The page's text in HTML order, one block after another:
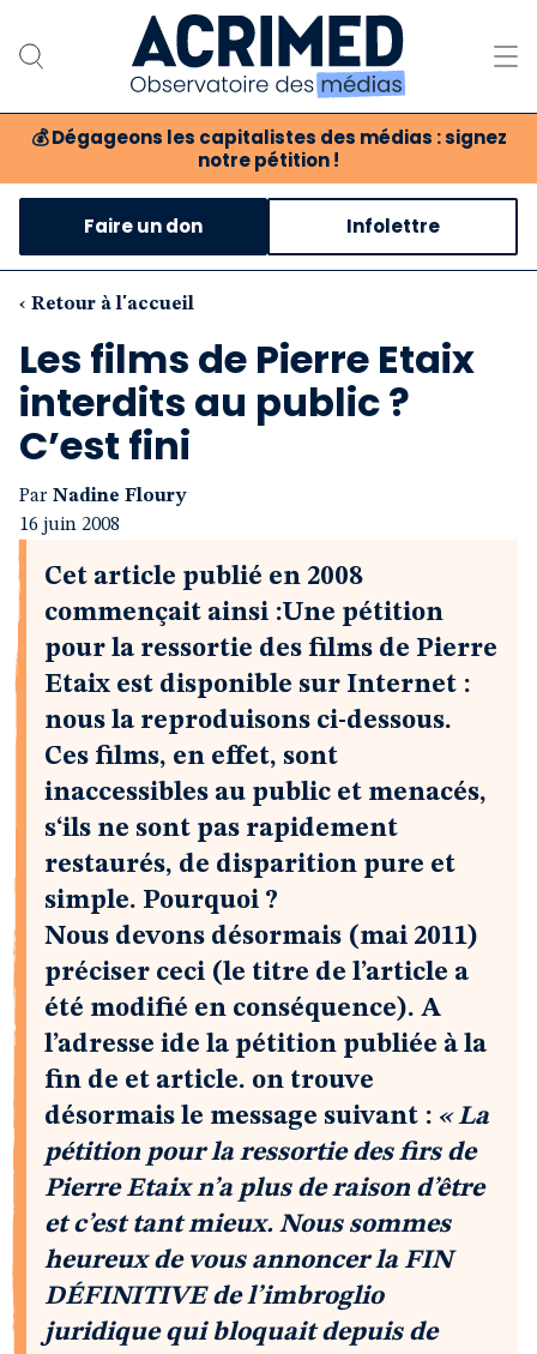
💰 Dégageons les capitalistes des médias : signez
notre pétition !
Notre association
Notre critique des médias
Nos propositions
Notre revue
Boutique
Faire un don Infolettre
‹ Retour à l'accueil
Les films de Pierre Etaix
interdits au public ?
C’est fini
Par Nadine Floury
16 juin 2008
Cet article publié en 2008
commençait ainsi :Une pétition
pour la ressortie des films de Pierre
Etaix est disponible sur Internet :
nous la reproduisons ci-dessous.
Ces films, en effet, sont
inaccessibles au public et menacés,
s‘ils ne sont pas rapidement
restaurés, de disparition pure et
simple. Pourquoi ?
Nous devons désormais (mai 2011)
préciser ceci (le titre de l’article a
été modifié en conséquence). A
l’adresse ide la pétition publiée à la
fin de et article. on trouve
désormais le message suivant : « La
pétition pour la ressortie des firs de
Pierre Etaix n’a plus de raison d’être
et c’est tant mieux. Nous sommes
heureux de vous annoncer la FIN
DÉFINITIVE de l’imbroglio
juridique qui bloquait depuis de